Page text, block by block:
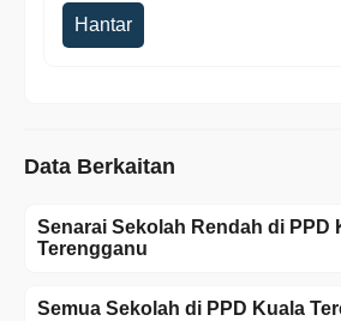
Hantar
Data Berkaitan
Senarai Sekolah Rendah di PPD
Terengganu
Semua Sekolah di PPD Kuala